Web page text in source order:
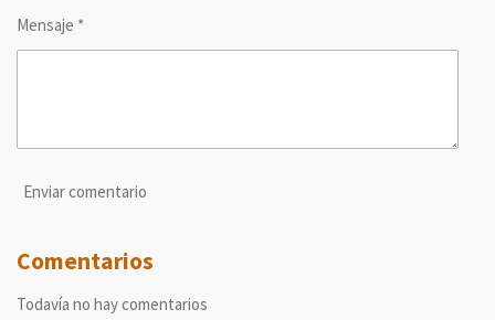
Mensaje *
Enviar comentario
Comentarios
Todavía no hay comentarios